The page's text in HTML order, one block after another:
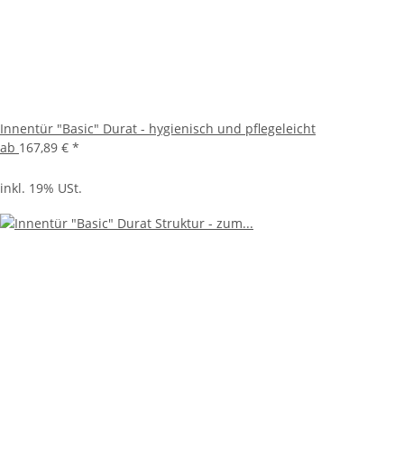
Innentür "Basic" Durat - hygienisch und pflegeleicht
ab 167,89 € *
inkl. 19% USt.